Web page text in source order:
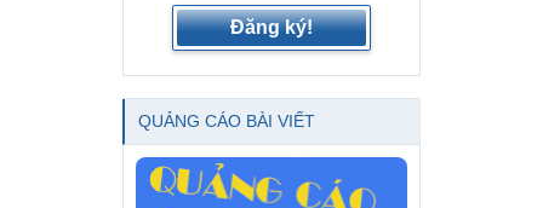
Đăng ký!
QUẢNG CÁO BÀI VIẾT